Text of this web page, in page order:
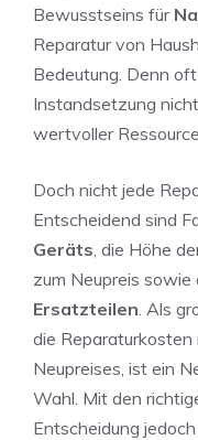
Bewusstseins für
Reparatur von
Bedeutung. Denn
Instandsetzung
wertvoller
Doch nicht jede
Entscheidend sind
Geräts, die Höhe
zum Neupreis sowie
Ersatzteilen. Als
die
Neupreises, ist ein
Wahl. Mit den
Entscheidung